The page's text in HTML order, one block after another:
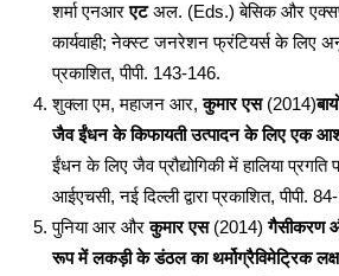
शर्मा एनआरएटअल. (Eds.) बेसिक और
कार्यवाही; नेक्स्ट जनरेशन फ्रंटियर्स के लिए
प्रकाशित, पीपी. 143-146.
शुक्ला एम, महाजन आर,कुमार एस(2014)
जैव ईंधन के किफायती उत्पादनके लिए एक
ईंधन के लिए जैव प्रौद्योगिकी में हालिया प्रगति
आईएचसी, नई दिल्ली द्वारा प्रकाशित, पीपी.
पुनिया आर औरकुमार एस(2014)गैसीकरण
रूप में लकड़ी के डंठल का थर्मोग्रैविमेट्रिक